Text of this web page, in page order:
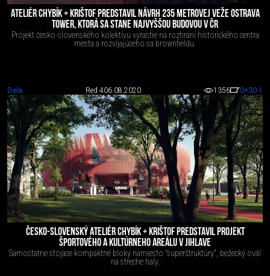
ATELIÉR CHYBÍK + KRIŠTOF PREDSTAVIL NÁVRH 235 METROVEJ VEŽE OSTRAVA
TOWER, KTORÁ SA STANE NAJVYŠŠOU BUDOVOU V ČR
Projekt česko-slovenského kolektívu vyrastie na rozhraní historického centra
mesta a rozvíjajúceho sa brownfieldu.
Diela Red 406.08.2020 1356 0+30-1
ČESKO-SLOVENSKÝ ATELIÉR CHYBÍK + KRIŠTOF PREDSTAVIL PROJEKT
ŠPORTOVÉHO A KULTÚRNEHO AREÁLU V JIHLAVE
Samostatne stojace kompaktné bloky namiesto "superštruktúry", bežecký ovál
na streche haly.